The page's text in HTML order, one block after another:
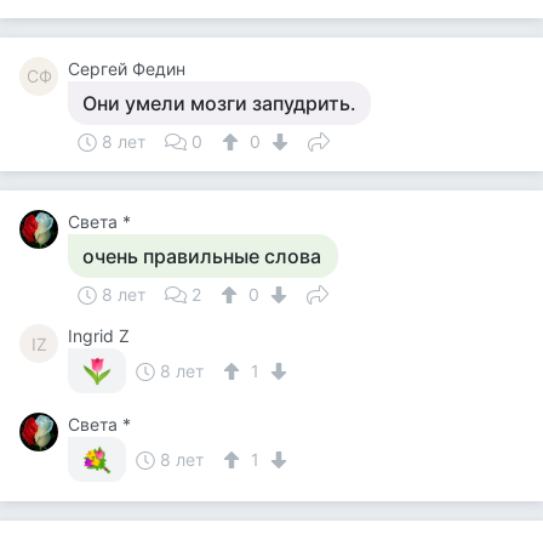
СФ Сергей Федин
Они умели мозги запудрить.
8 лет 0 0
Света *
очень правильные слова
8 лет 2 0
IZ
Ingrid Z
8 лет
1
Света *
8 лет
1